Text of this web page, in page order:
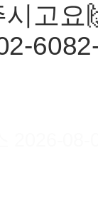
고요